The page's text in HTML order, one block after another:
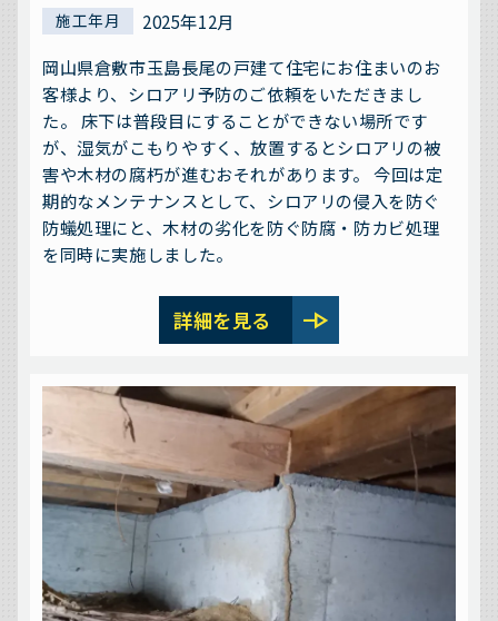
施工年月
2025年12月
岡山県倉敷市玉島長尾の戸建て住宅にお住まいのお
客様より、シロアリ予防のご依頼をいただきまし
た。 床下は普段目にすることができない場所です
が、湿気がこもりやすく、放置するとシロアリの被
害や木材の腐朽が進むおそれがあります。 今回は定
期的なメンテナンスとして、シロアリの侵入を防ぐ
防蟻処理にと、木材の劣化を防ぐ防腐・防カビ処理
を同時に実施しました。
詳細を見る line_end_arrow